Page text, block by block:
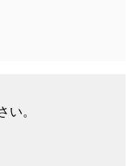
い。